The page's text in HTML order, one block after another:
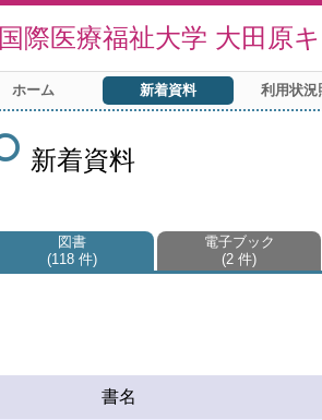
国際医療福祉大学 大田原
ホーム 新着資料 利用状況
新着資料
図書
118 件
電子ブック
2 件
書名